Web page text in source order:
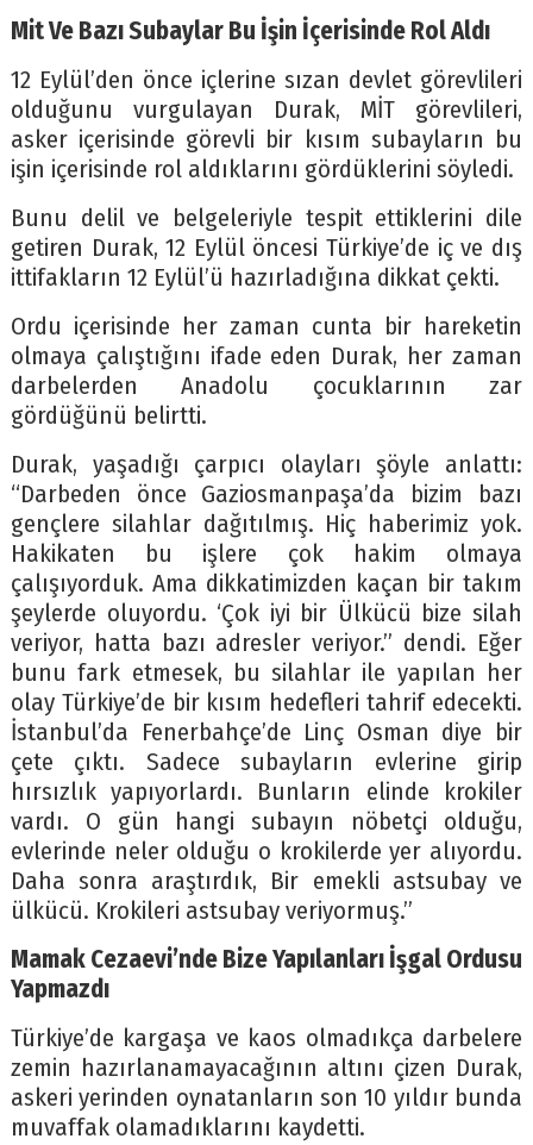
Mit Ve Bazı Subaylar Bu İşin İçerisinde Rol Aldı
12 Eylül’den önce içlerine sızan devlet görevlileri
olduğunu vurgulayan Durak, MİT görevlileri,
asker içerisinde görevli bir kısım subayların bu
işin içerisinde rol aldıklarını gördüklerini söyledi.
Bunu delil ve belgeleriyle tespit ettiklerini dile
getiren Durak, 12 Eylül öncesi Türkiye’de iç ve dış
ittifakların 12 Eylül’ü hazırladığına dikkat çekti.
Ordu içerisinde her zaman cunta bir hareketin
olmaya çalıştığını ifade eden Durak, her zaman
darbelerden Anadolu çocuklarının zar
gördüğünü belirtti.
Durak, yaşadığı çarpıcı olayları şöyle anlattı:
“Darbeden önce Gaziosmanpaşa’da bizim bazı
gençlere silahlar dağıtılmış. Hiç haberimiz yok.
Hakikaten bu işlere çok hakim olmaya
çalışıyorduk. Ama dikkatimizden kaçan bir takım
şeylerde oluyordu. ‘Çok iyi bir Ülkücü bize silah
veriyor, hatta bazı adresler veriyor.” dendi. Eğer
bunu fark etmesek, bu silahlar ile yapılan her
olay Türkiye’de bir kısım hedefleri tahrif edecekti.
İstanbul’da Fenerbahçe’de Linç Osman diye bir
çete çıktı. Sadece subayların evlerine girip
hırsızlık yapıyorlardı. Bunların elinde krokiler
vardı. O gün hangi subayın nöbetçi olduğu,
evlerinde neler olduğu o krokilerde yer alıyordu.
Daha sonra araştırdık, Bir emekli astsubay ve
ülkücü. Krokileri astsubay veriyormuş.”
Mamak Cezaevi’nde Bize Yapılanları İşgal Ordusu
Yapmazdı
Türkiye’de kargaşa ve kaos olmadıkça darbelere
zemin hazırlanamayacağının altını çizen Durak,
askeri yerinden oynatanların son 10 yıldır bunda
muvaffak olamadıklarını kaydetti.